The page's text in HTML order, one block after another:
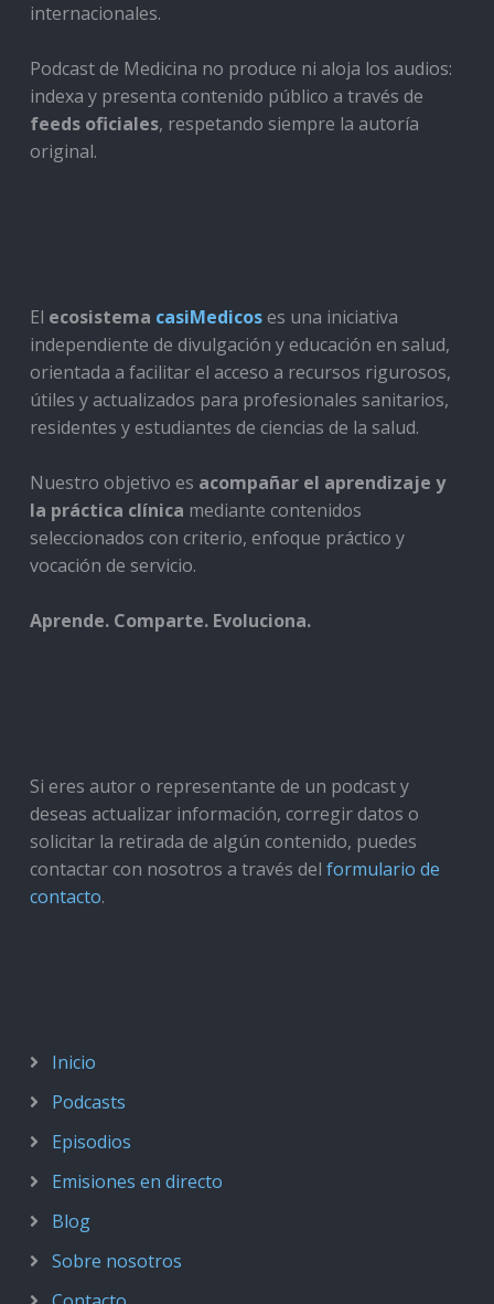
internacionales.
Podcast de Medicina no produce ni aloja los audios:
indexa y presenta contenido público a través de
feeds oficiales, respetando siempre la autoría
original.
El ecosistema casiMedicoses una iniciativa
independiente de divulgación y educación en salud,
orientada a facilitar el acceso a recursos rigurosos,
útiles y actualizados para profesionales sanitarios,
residentes y estudiantes de ciencias de la salud.
Nuestro objetivo es acompañar el aprendizaje y
la práctica clínica mediante contenidos
seleccionados con criterio, enfoque práctico y
vocación de servicio.
Aprende. Comparte. Evoluciona.
Si eres autor o representante de un podcast y
deseas actualizar información, corregir datos o
solicitar la retirada de algún contenido, puedes
contactar con nosotros a través del formulario de
contacto.
Inicio
Podcasts
Episodios
Emisiones en directo
Blog
Sobre nosotros